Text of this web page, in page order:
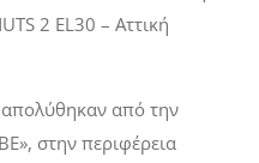
2 EL30 – Αττική
από την
», στην περιφέρεια